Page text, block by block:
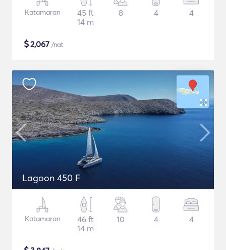
Katamaran
45 ft
14 m
8 4 4
$2,067 /nat
Lagoon 450 F
Katamaran
46 ft
14 m
10 4 4